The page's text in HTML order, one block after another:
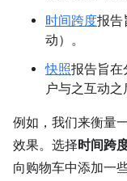
时间跨度报告
动）。
快照报告旨在
户与之互动之
例如，我们来衡量
效果。选择时间跨
向购物车中添加一